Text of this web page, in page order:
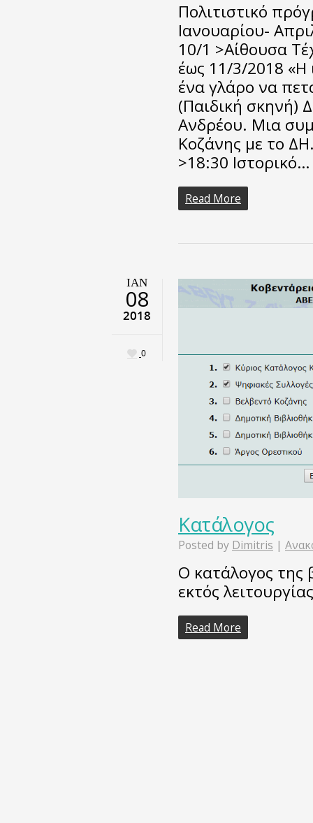
Πολιτιστικό
Ιανουαρίου-
10/1 >Αίθουσα
έως 11/3/2018 «Η
ένα γλάρο να
(Παιδική σκηνή)
Ανδρέου. Μια
Κοζάνης με το
>18:30 Ιστορικό…
Read More
ΙΑΝ
08
2018
0
Kατάλογος
Posted by Dimitris |
Ο κατάλογος της
εκτός
Read More